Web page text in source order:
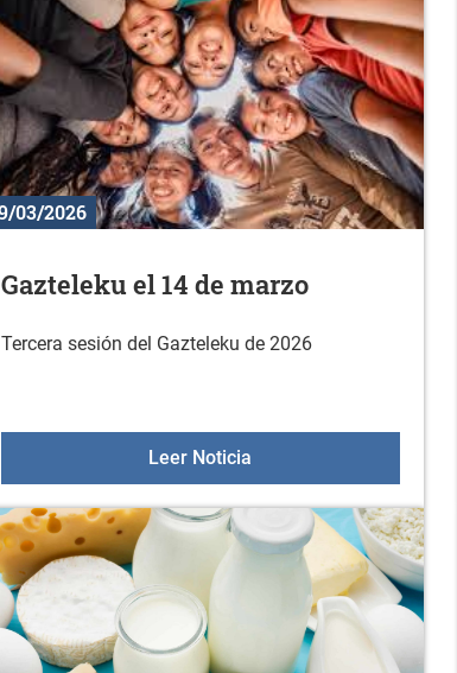
03/2026
Gazteleku el 14 de marzo
Tercera sesión del Gazteleku de 2026
Leer Noticia